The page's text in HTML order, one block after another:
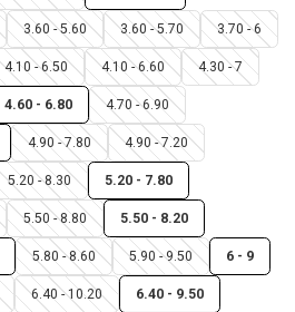
3.60 - 5.60 3.60 - 5.70 3.70 - 6
4.10 - 6.50 4.10 - 6.60 4.30 - 7
4.60 - 6.80 4.70 - 6.90
4.90 - 7.80 4.90 - 7.20
5.20 - 8.30 5.20 - 7.80
5.50 - 8.80 5.50 - 8.20
5.80 - 8.60 5.90 - 9.50 6 - 9
6.40 - 10.20 6.40 - 9.50